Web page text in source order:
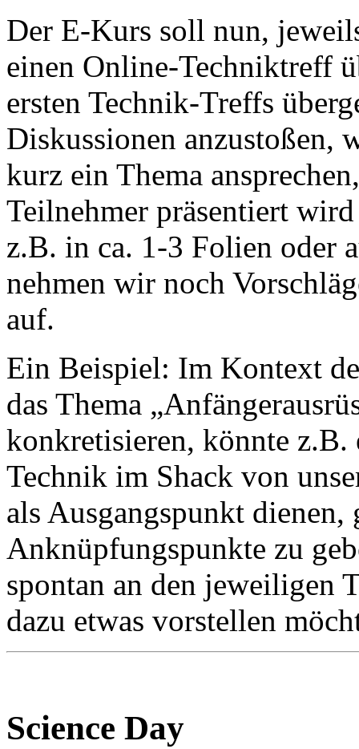
Der E-Kurs soll nun,
einen Online-Techniktreff
ersten Technik-Treffs
Diskussionen anzustoßen,
kurz ein Thema
Teilnehmer präsentiert
z.B. in ca. 1-3 Folien oder
nehmen wir noch
auf.
Ein Beispiel: Im Kontext
das Thema
konkretisieren, könnte z.B.
Technik im Shack von
als Ausgangspunkt dienen,
Anknüpfungspunkte zu
spontan an den jeweiligen
dazu etwas vorstellen
Science Day